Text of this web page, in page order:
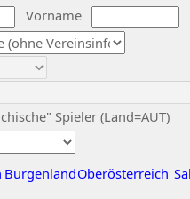
Vorname
Spieler (Land=AUT)
BurgenlandOberösterreich